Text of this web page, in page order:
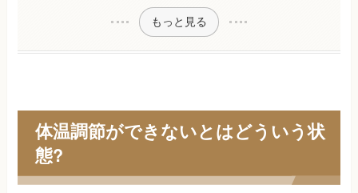
もっと見る
体温調節ができないとはどういう状
態?